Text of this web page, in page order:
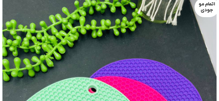
اتمام مو
جودی